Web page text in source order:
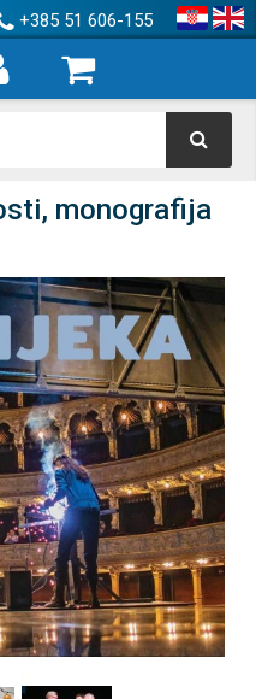
+385 51 606-155
monografija